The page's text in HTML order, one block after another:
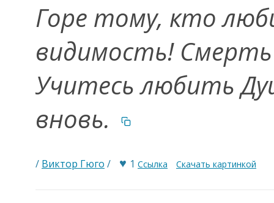
Горе тому, кто
видимость!
Учитесь любить
вновь.
/ Виктор Гюго / ♥ 1 Ссылка Скачать картинкой